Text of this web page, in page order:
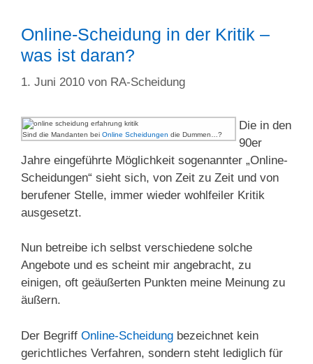
Online-Scheidung in der Kritik –
was ist daran?
1. Juni 2010 von RA-Scheidung
Sind die Mandanten bei Online Scheidungen die Dummen…?
Die in den
90er
Jahre eingeführte Möglichkeit sogenannter „Online-
Scheidungen“ sieht sich, von Zeit zu Zeit und von
berufener Stelle, immer wieder wohlfeiler Kritik
ausgesetzt.
Nun betreibe ich selbst verschiedene solche
Angebote und es scheint mir angebracht, zu
einigen, oft geäußerten Punkten meine Meinung zu
äußern.
Der Begriff Online-Scheidung bezeichnet kein
gerichtliches Verfahren, sondern steht lediglich für